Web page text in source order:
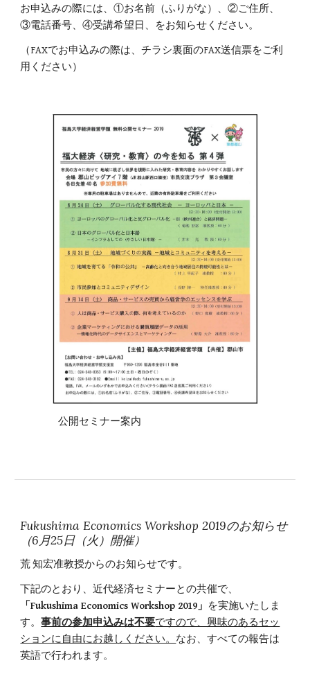
お申込みの際には、①お名前（ふりがな）、②ご住所、
③電話番号、④受講希望日、をお知らせください。
（FAXでお申込みの際は、チラシ裏面のFAX送信票をご利
用ください）
公開セミナー案内
Fukushima Economics Workshop 2019のお知らせ
（6月25日（火）開催）
荒 知宏准教授からのお知らせです。
下記のとおり、近代経済セミナーとの共催で、
「Fukushima Economics Workshop 2019」 を実施いたしま
す。事前の参加申込みは不要ですので、興味のあるセッ
ションに自由にお越しください。 なお、すべての報告は
英語で行われます。